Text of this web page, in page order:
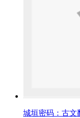
城垣密码：古文